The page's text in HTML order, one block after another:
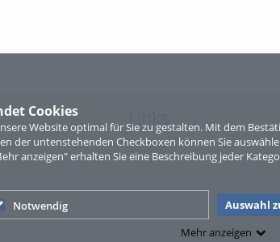
Cookies
Website optimal für Sie zu gestalten. Mit dem
der untenstehenden Checkboxen können Sie
anzeigen" erhalten Sie eine Beschreibung jeder
Notwendig Auswahl
Mehr anzeigen
Links
Sitemap